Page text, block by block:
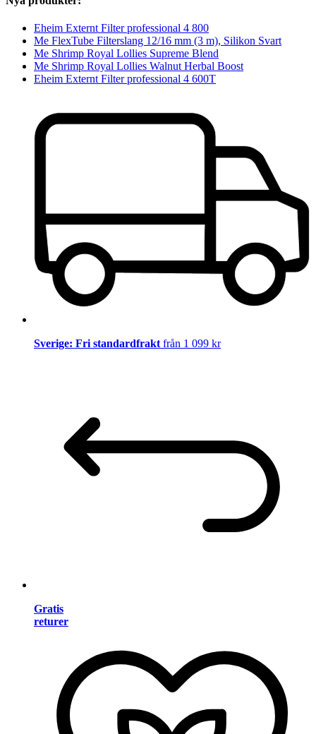
Eheim Externt Filter professional 4 800
Me FlexTube Filterslang 12/16 mm (3 m), Silikon Svart
Me Shrimp Royal Lollies Supreme Blend
Me Shrimp Royal Lollies Walnut Herbal Boost
Eheim Externt Filter professional 4 600T
Sverige: Fri standardfrakt från 1 099 kr
Gratis
returer